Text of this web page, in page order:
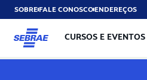
SOBREFALE CONOSCOENDEREÇOS
CURSOS E EVENTOS